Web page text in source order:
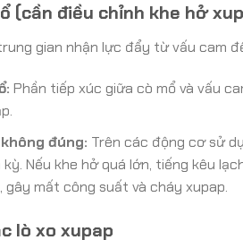
(cần điều chỉnh khe hở
gian nhận lực đẩy từ vấu cam
Phần tiếp xúc giữa cò mổ và vấu
đúng: Trên các động cơ sử
Nếu khe hở quá lớn, tiếng kêu
gây mất công suất và cháy xupap.
lò xo xupap